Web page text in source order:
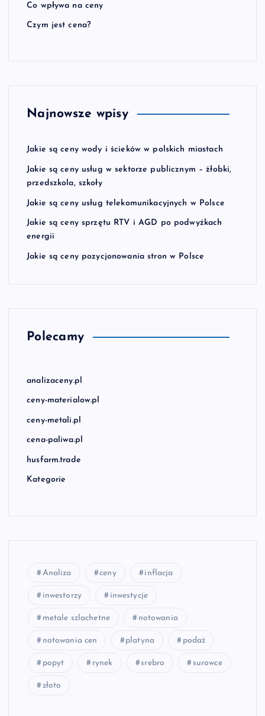
Co wpływa na ceny
Czym jest cena?
Najnowsze wpisy
Jakie są ceny wody i ścieków w polskich miastach
Jakie są ceny usług w sektorze publicznym – żłobki,
przedszkola, szkoły
Jakie są ceny usług telekomunikacyjnych w Polsce
Jakie są ceny sprzętu RTV i AGD po podwyżkach
energii
Jakie są ceny pozycjonowania stron w Polsce
Polecamy
analizaceny.pl
ceny-materialow.pl
ceny-metali.pl
cena-paliwa.pl
husfarm.trade
Kategorie
Analiza ceny inflacja
inwestorzy inwestycje
metale szlachetne notowania
notowania cen platyna podaż
popyt rynek srebro surowce
złoto